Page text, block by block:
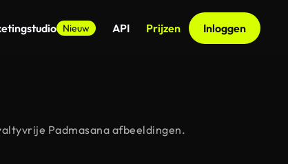
Nieuw API Prijzen Inloggen
Padmasana afbeeldingen.